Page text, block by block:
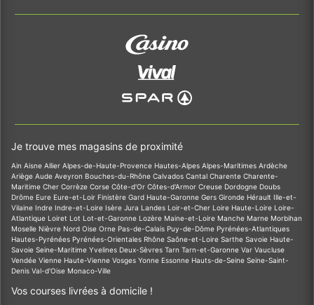
Je trouve mes magasins de proximité
Ain Aisne Allier Alpes-de-Haute-Provence Hautes-Alpes Alpes-Maritimes Ardèche
Ariège Aude Aveyron Bouches-du-Rhône Calvados Cantal Charente Charente-
Maritime Cher Corrèze Corse Côte-d'Or Côtes-d'Armor Creuse Dordogne Doubs
Drôme Eure Eure-et-Loir Finistère Gard Haute-Garonne Gers Gironde Hérault Ille-et-
Vilaine Indre Indre-et-Loire Isère Jura Landes Loir-et-Cher Loire Haute-Loire Loire-
Atlantique Loiret Lot Lot-et-Garonne Lozère Maine-et-Loire Manche Marne Morbihan
Moselle Nièvre Nord Oise Orne Pas-de-Calais Puy-de-Dôme Pyrénées-Atlantiques
Hautes-Pyrénées Pyrénées-Orientales Rhône Saône-et-Loire Sarthe Savoie Haute-
Savoie Seine-Maritime Yvelines Deux-Sèvres Tarn Tarn-et-Garonne Var Vaucluse
Vendée Vienne Haute-Vienne Vosges Yonne Essonne Hauts-de-Seine Seine-Saint-
Denis Val-d'Oise Monaco-Ville
Vos courses livrées à domicile !